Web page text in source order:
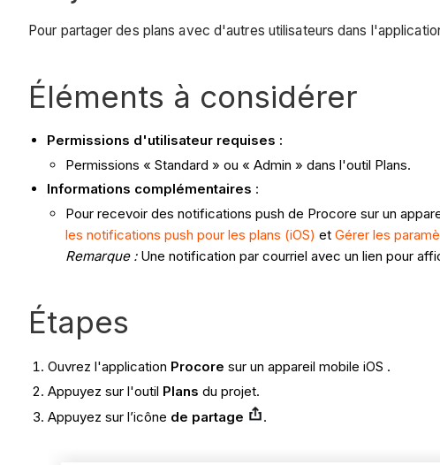
Pour partager des plans avec d'autres utilisateurs dans
Éléments à considérer
Permissions d'utilisateur requises :
Permissions « Standard » ou « Admin » dans l'outil Plans.
Informations complémentaires :
Pour recevoir des notifications push de Procore sur un
les notifications push pour les plans (iOS) et Gérer les
Remarque :Une notification par courriel avec un lien pour
Étapes
Ouvrez l'application Procore sur un appareil mobile iOS .
Appuyez sur l'outil Plans du projet.
Appuyez sur l’icône de partage .